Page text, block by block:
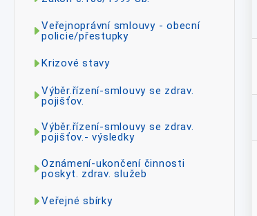
Veřejnoprávní smlouvy - obecní
policie/přestupky
Krizové stavy
Výběr.řízení-smlouvy se zdrav.
pojišťov.
Výběr.řízení-smlouvy se zdrav.
pojišťov.- výsledky
Oznámení-ukončení činnosti
poskyt. zdrav. služeb
Veřejné sbírky